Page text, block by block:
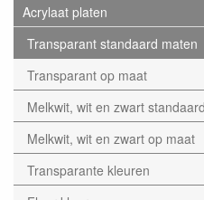
Acrylaat platen
Transparant standaard maten
Transparant op maat
Melkwit, wit en zwart
Melkwit, wit en zwart op maat
Transparante kleuren